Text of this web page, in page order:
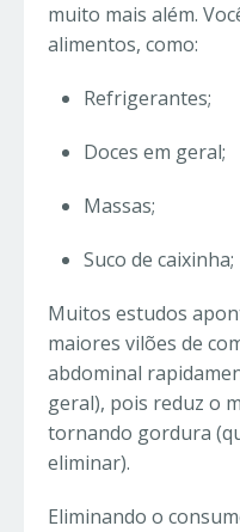
muito mais além.
alimentos, como:
Refrigerantes;
Doces em geral;
Massas;
Suco de caixinha;
Muitos estudos
maiores vilões de
abdominal
geral), pois reduz o
tornando gordura
eliminar).
Eliminando o